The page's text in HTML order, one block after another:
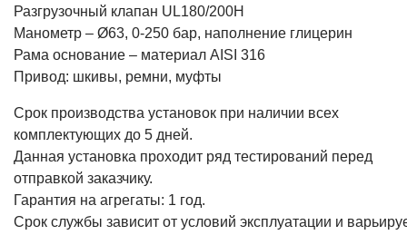
Разгрузочный клапан UL180/200H
Манометр – Ø63, 0-250 бар, наполнение глицерин
Рама основание – материал AISI 316
Привод: шкивы, ремни, муфты
Срок производства установок при наличии всех
комплектующих до 5 дней.
Данная установка проходит ряд тестирований перед
отправкой заказчику.
Гарантия на агрегаты: 1 год.
Срок службы зависит от условий эксплуатации и